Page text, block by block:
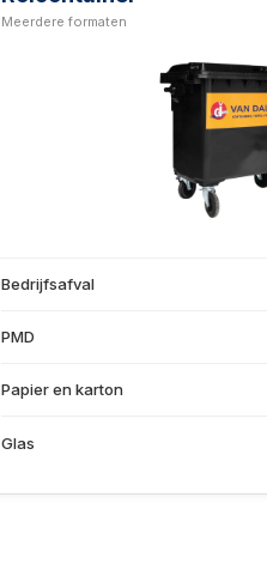
Meerdere formaten
Bedrijfsafval
PMD
Papier en karton
Glas